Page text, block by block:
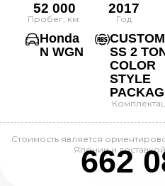
52 000
Пробег, км:
2017
Год
Honda
N WGN
CUSTOM
SS 2
COLOR
STYLE
Стоимость является
Японии и
662